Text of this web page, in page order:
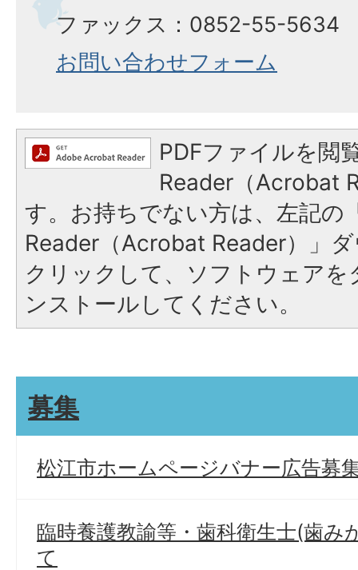
ファックス：0852-55-5634
お問い合わせフォーム
PDFファイルを閲
Reader（Acrobat
す。お持ちでない方は、左記の
Reader（Acrobat Reader）」
クリックして、ソフトウェア
ンストールしてください。
募集
松江市ホームページバナー広告募
臨時養護教諭等・歯科衛生士(歯み
て